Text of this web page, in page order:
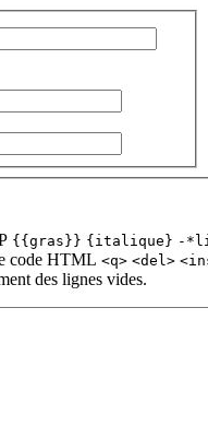
{{gras}} {italique} -
code HTML <q> <del>
des lignes vides.